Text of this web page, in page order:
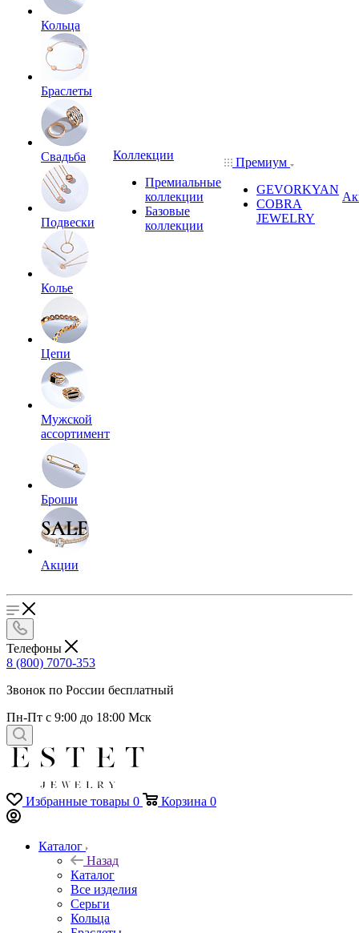
Кольца
Браслеты
Свадьба
Подвески
Колье
Цепи
Мужской
ассортимент
Броши
Акции
Коллекции
Премиальные
коллекции
Базовые
коллекции
Премиум
GEVORKYAN
COBRA
JEWELRY
Телефоны
8 (800) 7070-353
Звонок по России бесплатный
Пн-Пт с 9:00 до 18:00 Мск
Избранные товары 0 Корзина 0
Каталог
Назад
Каталог
Все изделия
Серьги
Кольца